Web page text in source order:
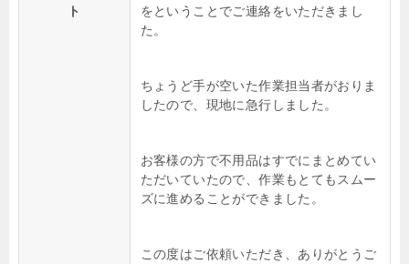
ト
をということでご連絡をいただきまし
た。
ちょうど手が空いた作業担当者がおりま
したので、現地に急行しました。
お客様の方で不用品はすでにまとめてい
ただいていたので、作業もとてもスムー
ズに進めることができました。
この度はご依頼いただき、ありがとうご